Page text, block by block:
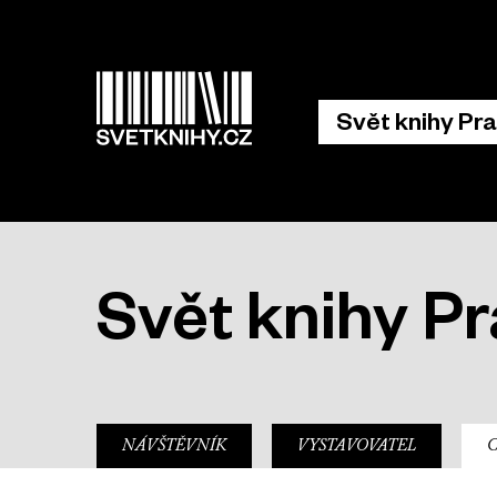
Hlavní
Svět knihy
Svět knihy
sub-nav
NÁVŠTĚVNÍK VYSTAVOVATEL